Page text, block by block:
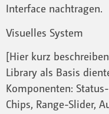
Interface nachtragen.
Visuelles System
[Hier kurz
Library als Basis
Komponenten:
Chips, Range-Slider,